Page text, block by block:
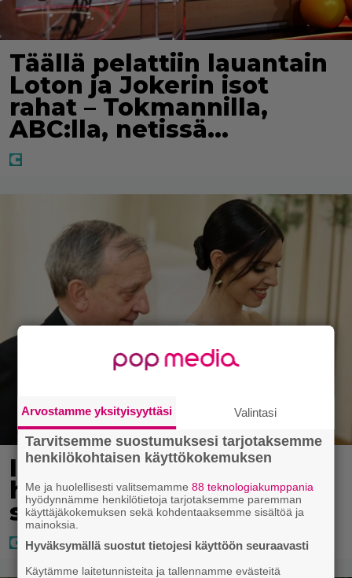
Täällä pelattiin lauantain
Loton ja Jokerin isot
rahat – Tokmannilla,
ABC:lla, netissä…
IS: Hjalliksen ja Jasminen
häissä suomalainen
supertähti
Arvostamme yksityisyyttäsi Valintasi
Tarvitsemme suostumuksesi tarjotaksemme
henkilökohtaisen käyttökokemuksen
Me ja huolellisesti valitsemamme88 teknologiakumppania
hyödynnämme henkilötietoja tarjotaksemme paremman
käyttäjäkokemuksen sekä kohdentaaksemme sisältöä ja
mainoksia.
Hyväksymällä suostut tietojesi käyttöön seuraavasti
Käytämme laitetunnisteita ja tallennamme evästeitä